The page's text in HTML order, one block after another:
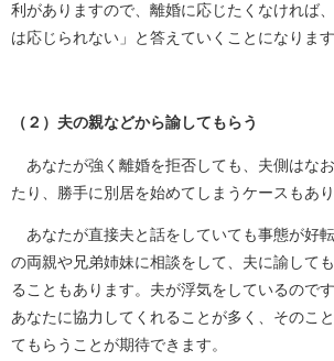
利がありますので、離婚に応じたくなければ
は応じられない」と答えていくことになります
（２）夫の親などから諭してもらう
あなたが強く離婚を拒否しても、夫側はな
たり、勝手に別居を始めてしまうケースもあり
あなたが直接夫と話をしていても事態が好
の両親や兄弟姉妹に相談をして、夫に諭して
ることもあります。夫が浮気をしているので
あなたに協力してくれることが多く、そのこ
てもらうことが期待できます。